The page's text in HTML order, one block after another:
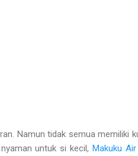
Namun tidak semua memiliki
untuk si kecil,Makuku